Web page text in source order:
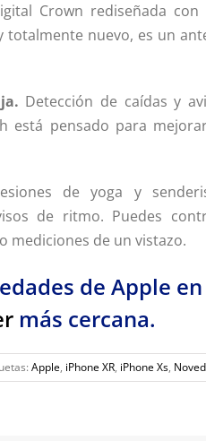
Crown rediseñada con
nuevo, es un
Detección de caídas y
está pensado para
de yoga y
de ritmo. Puedes
mediciones de un vistazo.
de Apple
más cercana.
Apple, iPhone XR, iPhone Xs,